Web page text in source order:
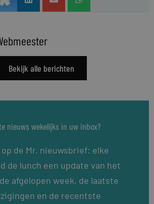
Bekijk alle berichten
nieuws wekelijks in uw inbox?
de Mr. nieuwsbrief: elke
de lunch een update van het
afgelopen week, de laatste
en de recentste